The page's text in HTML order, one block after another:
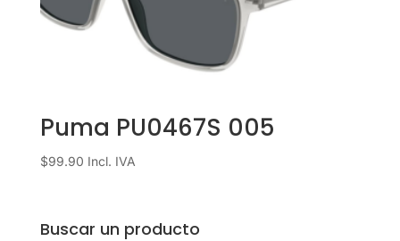
Puma PU0467S 005
$99.90 Incl. IVA
Buscar un producto